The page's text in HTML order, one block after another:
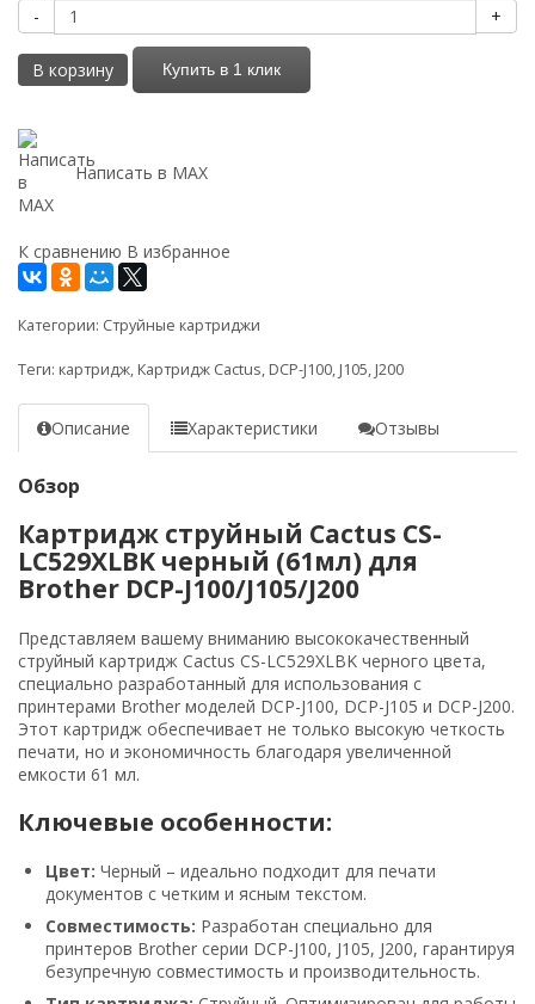
- +
В корзину Купить в 1 клик
Написать в MAX
К сравнению В избранное
Категории: Струйные картриджи
Теги: картридж, Картридж Cactus, DCP-J100, J105, J200
Описание Характеристики Отзывы
Обзор
Картридж струйный Cactus CS-
LC529XLBK черный (61мл) для
Brother DCP-J100/J105/J200
Представляем вашему вниманию высококачественный
струйный картридж Cactus CS-LC529XLBK черного цвета,
специально разработанный для использования с
принтерами Brother моделей DCP-J100, DCP-J105 и DCP-J200.
Этот картридж обеспечивает не только высокую четкость
печати, но и экономичность благодаря увеличенной
емкости 61 мл.
Ключевые особенности:
Цвет: Черный – идеально подходит для печати
документов с четким и ясным текстом.
Совместимость: Разработан специально для
принтеров Brother серии DCP-J100, J105, J200, гарантируя
безупречную совместимость и производительность.